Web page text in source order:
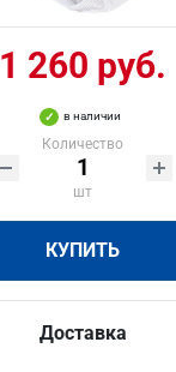
1 260 руб.
в наличии
Количество
шт
КУПИТЬ
Доставка